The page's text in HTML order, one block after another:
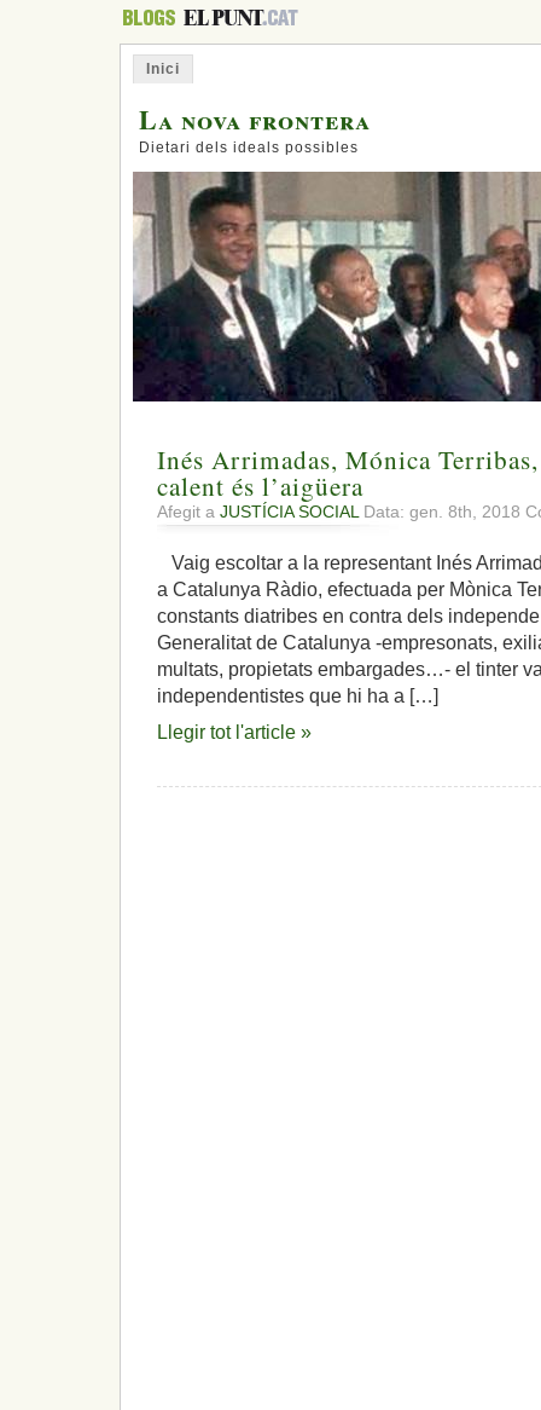
Inici
La nova frontera
Dietari dels ideals possibles
Inés Arrimadas, Mónica
calent és l’aigüera
Afegit a JUSTÍCIA SOCIAL Data: gen. 8th, 2018
Vaig escoltar a la representant Inés
a Catalunya Ràdio, efectuada per Mònica
constants diatribes en contra dels
Generalitat de Catalunya -empresonats,
multats, propietats embargades…- el tinter
independentistes que hi ha a […]
Llegir tot l'article »